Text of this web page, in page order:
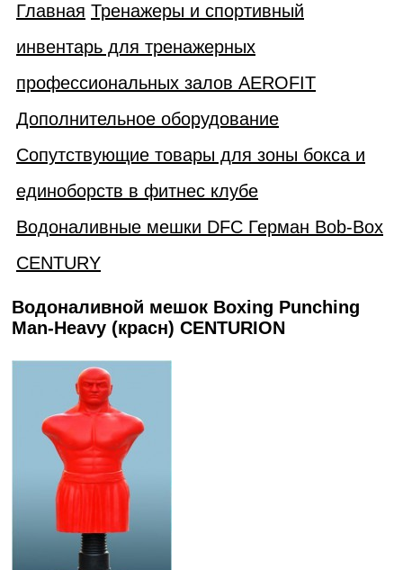
Главная Тренажеры и спортивный
инвентарь для тренажерных
профессиональных залов AEROFIT
Дополнительное оборудование
Сопутствующие товары для зоны бокса и
единоборств в фитнес клубе
Водоналивные мешки DFC Герман Bob-Box
CENTURY
Водоналивной мешок Boxing Punching
Man-Heavy (красн) CENTURION